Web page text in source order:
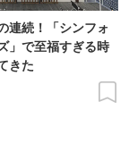
連続！「シンフォ
」で至福すぎる時
きた